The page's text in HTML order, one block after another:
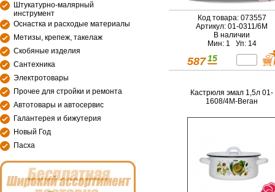
Штукатурно-малярный
инструмент
Оснастка и расходые материалы
Метизы, крепеж, такелаж
Скобяные изделия
Сантехника
Электротовары
Прочее для стройки и ремонта
Автотовары и автосервис
Галантерея и бижутерия
Новый Год
Пасха
Код товара: 073557
Артикул: 01-0311/6М
В наличии
Мин: 1 Уп: 14
587 15
Кастрюля эмал 1,5л 01-
1608/4М-Веган